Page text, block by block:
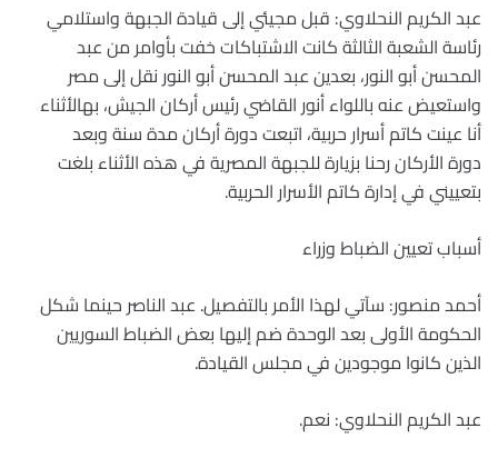
عبد الكريم النحلاوي: قبل مجيئي إلى قيادة الجبهة واستلامي
رئاسة الشعبة الثالثة كانت الاشتباكات خفت بأوامر من عبد
المحسن أبو النور، بعدين عبد المحسن أبو النور نقل إلى مصر
واستعيض عنه باللواء أنور القاضي رئيس أركان الجيش، بهالأثناء
أنا عينت كاتم أسرار حربية، اتبعت دورة أركان مدة سنة وبعد
دورة الأركان رحنا بزيارة للجبهة المصرية في هذه الأثناء بلغت
بتعييني في إدارة كاتم الأسرار الحربية.
أسباب تعيين الضباط وزراء
أحمد منصور: سآتي لهذا الأمر بالتفصيل. عبد الناصر حينما شكل
الحكومة الأولى بعد الوحدة ضم إليها بعض الضباط السوريين
الذين كانوا موجودين في مجلس القيادة.
عبد الكريم النحلاوي: نعم.